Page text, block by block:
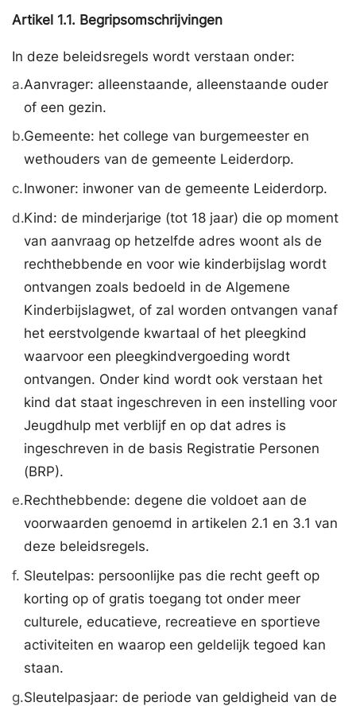
Artikel 1.1. Begripsomschrijvingen
In deze beleidsregels wordt verstaan onder:
a.Aanvrager: alleenstaande, alleenstaande ouder
of een gezin.
b.Gemeente: het college van burgemeester en
wethouders van de gemeente Leiderdorp.
c.Inwoner: inwoner van de gemeente Leiderdorp.
d.Kind: de minderjarige (tot 18 jaar) die op moment
van aanvraag op hetzelfde adres woont als de
rechthebbende en voor wie kinderbijslag wordt
ontvangen zoals bedoeld in de Algemene
Kinderbijslagwet, of zal worden ontvangen vanaf
het eerstvolgende kwartaal of het pleegkind
waarvoor een pleegkindvergoeding wordt
ontvangen. Onder kind wordt ook verstaan het
kind dat staat ingeschreven in een instelling voor
Jeugdhulp met verblijf en op dat adres is
ingeschreven in de basis Registratie Personen
(BRP).
e.Rechthebbende: degene die voldoet aan de
voorwaarden genoemd in artikelen 2.1 en 3.1 van
deze beleidsregels.
f. Sleutelpas: persoonlijke pas die recht geeft op
korting op of gratis toegang tot onder meer
culturele, educatieve, recreatieve en sportieve
activiteiten en waarop een geldelijk tegoed kan
staan.
g.Sleutelpasjaar: de periode van geldigheid van de